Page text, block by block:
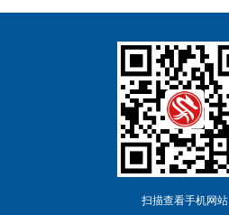
扫描查看手机网站